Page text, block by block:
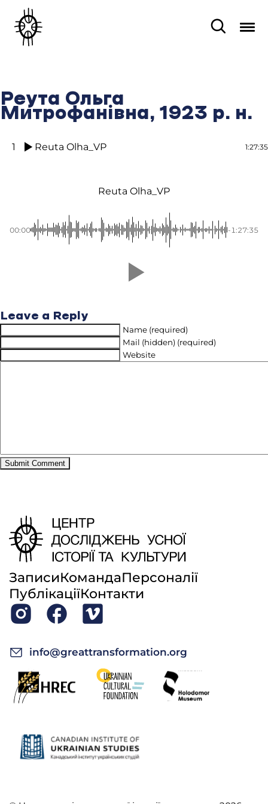
Реута Ольга
Митрофанівна, 1923 р. н.
1 Reuta Olha_VP 1:27:35
Reuta Olha_VP
00:00 -1:27:35
Leave a Reply
Name (required)
Mail (hidden) (required)
Website
ЗаписиКомандаПерсоналії
ПублікаціїКонтакти
info@greattransformation.org